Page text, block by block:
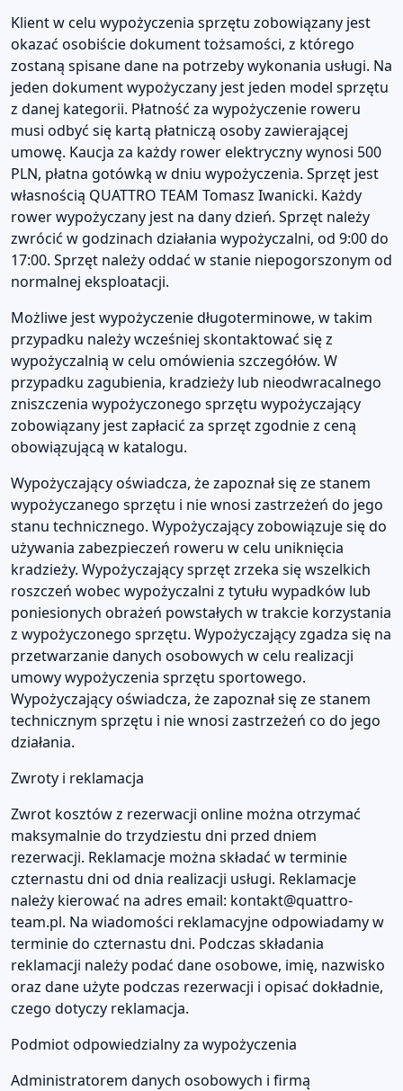
Klient w celu wypożyczenia sprzętu zobowiązany jest
okazać osobiście dokument tożsamości, z którego
zostaną spisane dane na potrzeby wykonania usługi. Na
jeden dokument wypożyczany jest jeden model sprzętu
z danej kategorii. Płatność za wypożyczenie roweru
musi odbyć się kartą płatniczą osoby zawierającej
umowę. Kaucja za każdy rower elektryczny wynosi 500
PLN, płatna gotówką w dniu wypożyczenia. Sprzęt jest
własnością QUATTRO TEAM Tomasz Iwanicki. Każdy
rower wypożyczany jest na dany dzień. Sprzęt należy
zwrócić w godzinach działania wypożyczalni, od 9:00 do
17:00. Sprzęt należy oddać w stanie niepogorszonym od
normalnej eksploatacji.
Możliwe jest wypożyczenie długoterminowe, w takim
przypadku należy wcześniej skontaktować się z
wypożyczalnią w celu omówienia szczegółów. W
przypadku zagubienia, kradzieży lub nieodwracalnego
zniszczenia wypożyczonego sprzętu wypożyczający
zobowiązany jest zapłacić za sprzęt zgodnie z ceną
obowiązującą w katalogu.
Wypożyczający oświadcza, że zapoznał się ze stanem
wypożyczanego sprzętu i nie wnosi zastrzeżeń do jego
stanu technicznego. Wypożyczający zobowiązuje się do
używania zabezpieczeń roweru w celu uniknięcia
kradzieży. Wypożyczający sprzęt zrzeka się wszelkich
roszczeń wobec wypożyczalni z tytułu wypadków lub
poniesionych obrażeń powstałych w trakcie korzystania
z wypożyczonego sprzętu. Wypożyczający zgadza się na
przetwarzanie danych osobowych w celu realizacji
umowy wypożyczenia sprzętu sportowego.
Wypożyczający oświadcza, że zapoznał się ze stanem
technicznym sprzętu i nie wnosi zastrzeżeń co do jego
działania.
Zwroty i reklamacja
Zwrot kosztów z rezerwacji online można otrzymać
maksymalnie do trzydziestu dni przed dniem
rezerwacji. Reklamacje można składać w terminie
czternastu dni od dnia realizacji usługi. Reklamacje
należy kierować na adres email: kontakt@quattro-
team.pl. Na wiadomości reklamacyjne odpowiadamy w
terminie do czternastu dni. Podczas składania
reklamacji należy podać dane osobowe, imię, nazwisko
oraz dane użyte podczas rezerwacji i opisać dokładnie,
czego dotyczy reklamacja.
Podmiot odpowiedzialny za wypożyczenia
Administratorem danych osobowych i firmą